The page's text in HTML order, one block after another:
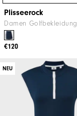
Plisseerock
Damen Golfbekleidung
€120
NEU